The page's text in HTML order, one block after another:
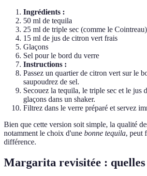
Ingrédients :
50 ml de tequila
25 ml de triple sec (comme le Cointreau)
15 ml de jus de citron vert frais
Glaçons
Sel pour le bord du verre
Instructions :
Passez un quartier de citron vert sur le
saupoudrez de sel.
Secouez la tequila, le triple sec et le jus
glaçons dans un shaker.
Filtrez dans le verre préparé et servez
Bien que cette version soit simple, la qualité
notamment le choix d'une bonne tequila, peut
différence.
Margarita revisitée : quelles